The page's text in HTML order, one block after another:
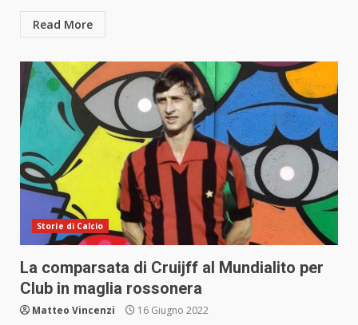
Read More
Storie di Calcio
La comparsata di Cruijff al Mundialito per
Club in maglia rossonera
Matteo Vincenzi 16 Giugno 2022